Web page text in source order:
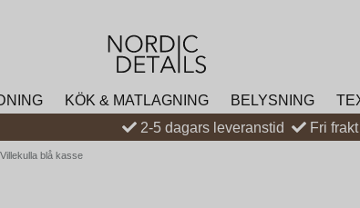
KÖK & MATLAGNING BELYSNING
2-5 dagars leveranstid Fri
blå kasse